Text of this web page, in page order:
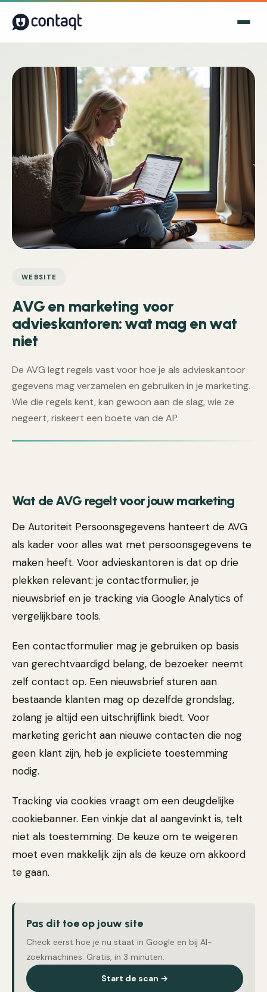
WEBSITE
AVG en marketing voor
advieskantoren: wat mag en wat
niet
De AVG legt regels vast voor hoe je als advieskantoor
gegevens mag verzamelen en gebruiken in je marketing.
Wie die regels kent, kan gewoon aan de slag, wie ze
negeert, riskeert een boete van de AP.
Wat de AVG regelt voor jouw marketing
De Autoriteit Persoonsgegevens hanteert de AVG
als kader voor alles wat met persoonsgegevens te
maken heeft. Voor advieskantoren is dat op drie
plekken relevant: je contactformulier, je
nieuwsbrief en je tracking via Google Analytics of
vergelijkbare tools.
Een contactformulier mag je gebruiken op basis
van gerechtvaardigd belang, de bezoeker neemt
zelf contact op. Een nieuwsbrief sturen aan
bestaande klanten mag op dezelfde grondslag,
zolang je altijd een uitschrijflink biedt. Voor
marketing gericht aan nieuwe contacten die nog
geen klant zijn, heb je expliciete toestemming
nodig.
Tracking via cookies vraagt om een deugdelijke
cookiebanner. Een vinkje dat al aangevinkt is, telt
niet als toestemming. De keuze om te weigeren
moet even makkelijk zijn als de keuze om akkoord
te gaan.
Pas dit toe op jouw site
Check eerst hoe je nu staat in Google en bij AI-
zoekmachines. Gratis, in 3 minuten.
Start de scan →